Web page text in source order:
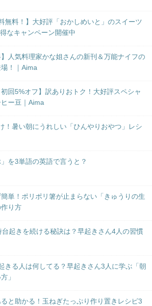
無料！】大好評「おかしめいと」のスイーツ
なキャンペーン開催中
】人気料理家かな姐さんの新刊＆万能ナイフの
！｜Aima
初回5%オフ】訳ありおトク！大好評スペシャ
ー豆｜Aima
！暑い朝にうれしい「ひんやりおやつ」レシ
」を3単語の英語で言うと？
単！ポリポリ箸が止まらない「きゅうりの生
り方
起きを続ける秘訣は？早起きさん4人の習慣
きる人は何してる？早起きさん3人に学ぶ「朝
」
と助かる！玉ねぎたっぷり作り置きレシピ3